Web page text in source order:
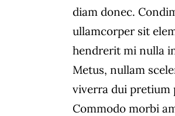
diam donec.
ullamcorper sit
hendrerit mi nulla
Metus, nullam
viverra dui pretium
Commodo morbi